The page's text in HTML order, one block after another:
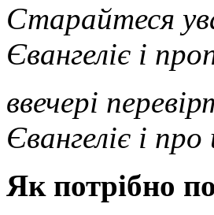
Старайтеся
Євангеліє і
ввечері
Євангеліє і
Як потрібно